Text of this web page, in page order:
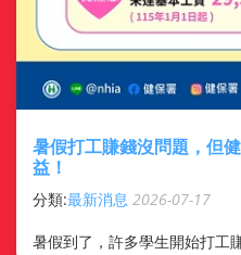
暑假打工賺錢沒問題，但
益！
分類:最新消息 2026-07-17
暑假到了，許多學生開始打工